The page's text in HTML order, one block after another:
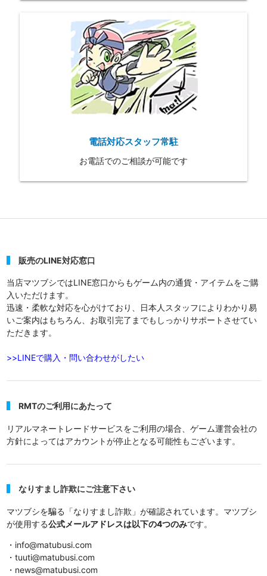
電話対応スタッフ常駐
お電話でのご相談が可能です
販売のLINE対応窓口
当店マツブシではLINE窓口からもゲーム内の通貨・アイテムをご購
入いただけます。
迅速・柔軟な対応を心がけており、日本人スタッフによりわかり易
いご案内はもちろん、お取引完了までもしっかりサポートさせてい
ただきます。
>>LINEで購入・問い合わせがしたい
RMTのご利用にあたって
リアルマネートレードサービスをご利用の場合、ゲーム運営会社の
方針によってはアカウントが停止となる可能性もございます。
なりすまし詐欺にご注意下さい
マツブシを騙る「なりすまし詐欺」が確認されています。マツブシ
が使用する公式メールアドレスは以下の4つのみです。
・info@matubusi.com
・tuuti@matubusi.com
・news@matubusi.com